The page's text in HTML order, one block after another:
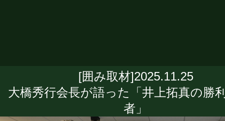
[囲み取材]2025.11.25
大橋秀行会長が語った「井上拓真の勝
者」